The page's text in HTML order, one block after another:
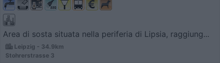
Area di sosta situata nella periferia di Lipsia, raggiung...
Leipzig - 34.9km
Stohrerstrasse 3